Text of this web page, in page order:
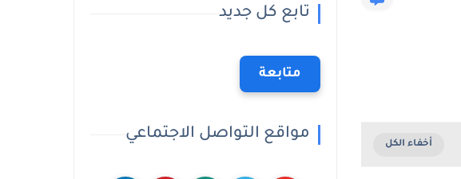
تابع كل جديد
متابعة
مواقع التواصل الاجتماعي